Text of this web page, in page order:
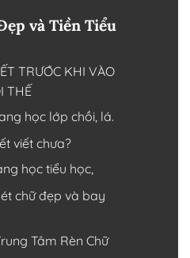
và Tiền Tiểu
TRƯỚC KHI VÀO
THẾ
học lớp chồi, lá.
viết chưa?
học tiểu học,
chữ đẹp và bay
Tâm Rèn Chữ